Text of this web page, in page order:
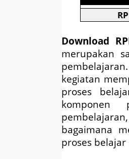
Download
merupakan
kegiatan
proses
komponen
bagaimana
proses